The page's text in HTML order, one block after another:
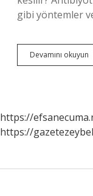
gibi yöntemler
Devamını okuyun
https://
https://